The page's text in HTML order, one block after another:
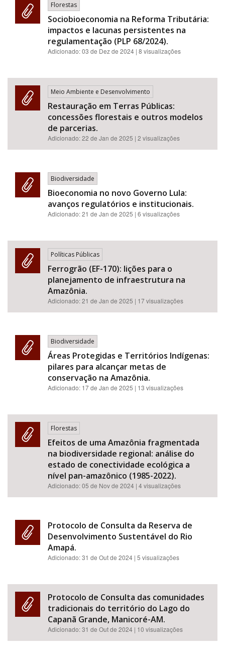
Florestas
Sociobioeconomia na Reforma Tributária:
impactos e lacunas persistentes na
regulamentação (PLP 68/2024).
Adicionado:03 de Dez de 2024 | 8 visualizações
Meio Ambiente e Desenvolvimento
Restauração em Terras Públicas:
concessões florestais e outros modelos
de parcerias.
Adicionado:22 de Jan de 2025 | 2 visualizações
Biodiversidade
Bioeconomia no novo Governo Lula:
avanços regulatórios e institucionais.
Adicionado:21 de Jan de 2025 | 6 visualizações
Políticas Públicas
Ferrogrão (EF-170): lições para o
planejamento de infraestrutura na
Amazônia.
Adicionado:21 de Jan de 2025 | 17 visualizações
Biodiversidade
Áreas Protegidas e Territórios Indígenas:
pilares para alcançar metas de
conservação na Amazônia.
Adicionado: 17 de Jan de 2025 | 13 visualizações
Florestas
Efeitos de uma Amazônia fragmentada
na biodiversidade regional: análise do
estado de conectividade ecológica a
nível pan-amazônico (1985-2022).
Adicionado:05 de Nov de 2024 | 4 visualizações
Protocolo de Consulta da Reserva de
Desenvolvimento Sustentável do Rio
Amapá.
Adicionado:31 de Out de 2024 | 5 visualizações
Protocolo de Consulta das comunidades
tradicionais do território do Lago do
Capanã Grande, Manicoré-AM.
Adicionado:31 de Out de 2024 | 10 visualizações